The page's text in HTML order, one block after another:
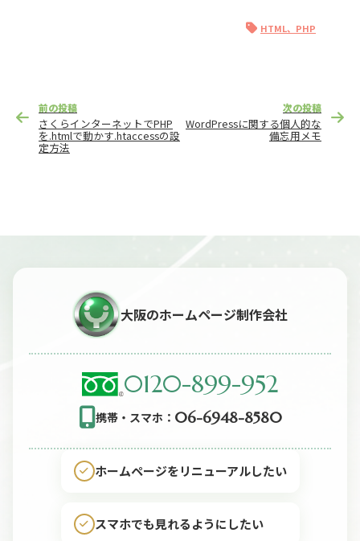
HTML、PHP
稿
ン
前の投稿
さくらインターネットでPHP
を.htmlで動かす.htaccessの設
定方法
次の投稿
WordPressに関する個人的な
備忘用メモ
大阪のホームページ制作会社
0120-899-952
携帯・スマホ： 06-6948-8580
ホームページをリニューアルしたい
スマホでも見れるようにしたい